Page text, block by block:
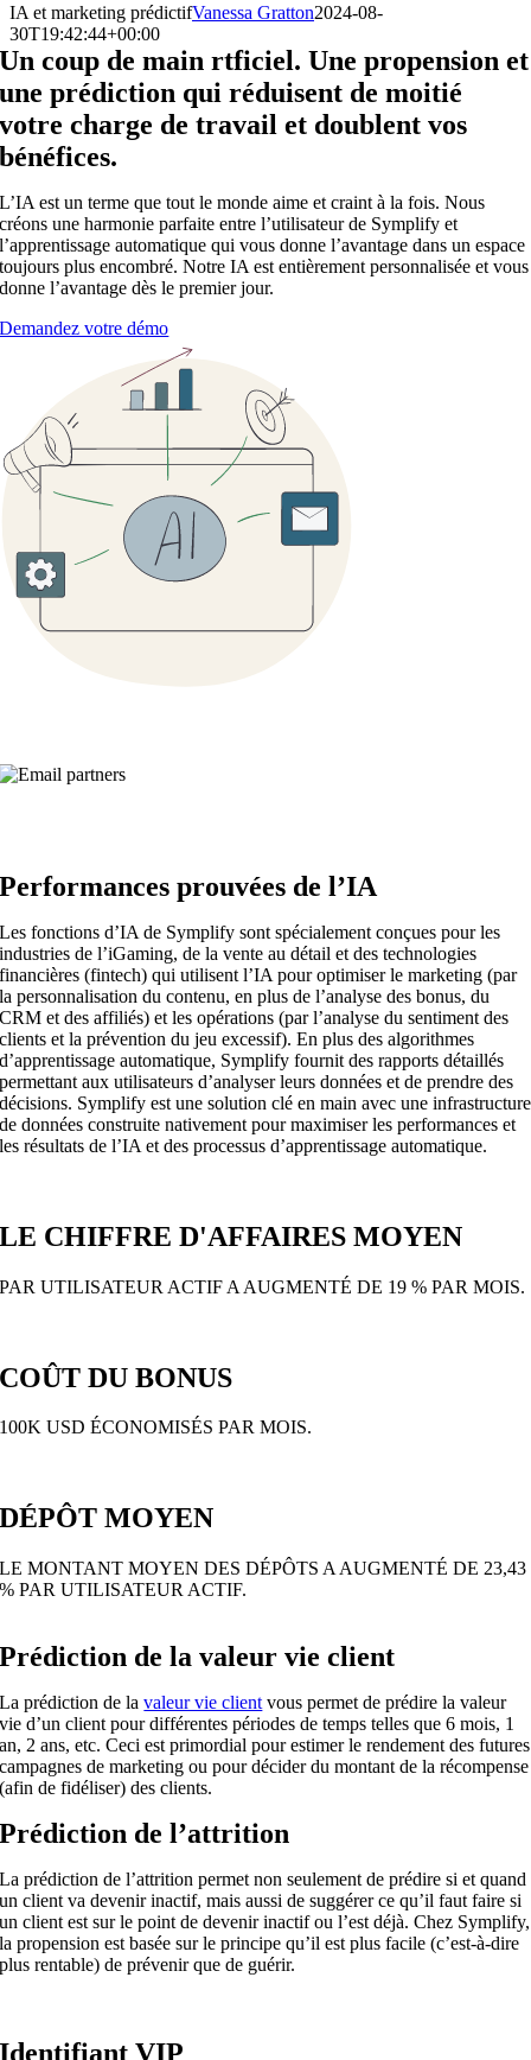
IA et marketing prédictifVanessa Gratton2024-08-
30T19:42:44+00:00
Un coup de main rtficiel. Une propension et
une prédiction qui réduisent de moitié
votre charge de travail et doublent vos
bénéfices.
L’IA est un terme que tout le monde aime et craint à la fois. Nous
créons une harmonie parfaite entre l’utilisateur de Symplify et
l’apprentissage automatique qui vous donne l’avantage dans un espace
toujours plus encombré. Notre IA est entièrement personnalisée et vous
donne l’avantage dès le premier jour.
Demandez votre démo
Performances prouvées de l’IA
Les fonctions d’IA de Symplify sont spécialement conçues pour les
industries de l’iGaming, de la vente au détail et des technologies
financières (fintech) qui utilisent l’IA pour optimiser le marketing (par
la personnalisation du contenu, en plus de l’analyse des bonus, du
CRM et des affiliés) et les opérations (par l’analyse du sentiment des
clients et la prévention du jeu excessif). En plus des algorithmes
d’apprentissage automatique, Symplify fournit des rapports détaillés
permettant aux utilisateurs d’analyser leurs données et de prendre des
décisions. Symplify est une solution clé en main avec une infrastructure
de données construite nativement pour maximiser les performances et
les résultats de l’IA et des processus d’apprentissage automatique.
LE CHIFFRE D'AFFAIRES MOYEN
PAR UTILISATEUR ACTIF A AUGMENTÉ DE 19 % PAR MOIS.
COÛT DU BONUS
100K USD ÉCONOMISÉS PAR MOIS.
DÉPÔT MOYEN
LE MONTANT MOYEN DES DÉPÔTS A AUGMENTÉ DE 23,43
% PAR UTILISATEUR ACTIF.
Prédiction de la valeur vie client
La prédiction de lavaleur vie client vous permet de prédire la valeur
vie d’un client pour différentes périodes de temps telles que 6 mois, 1
an, 2 ans, etc. Ceci est primordial pour estimer le rendement des futures
campagnes de marketing ou pour décider du montant de la récompense
(afin de fidéliser) des clients.
Prédiction de l’attrition
La prédiction de l’attrition permet non seulement de prédire si et quand
un client va devenir inactif, mais aussi de suggérer ce qu’il faut faire si
un client est sur le point de devenir inactif ou l’est déjà. Chez Symplify,
la propension est basée sur le principe qu’il est plus facile (c’est-à-dire
plus rentable) de prévenir que de guérir.
Identifiant VIP